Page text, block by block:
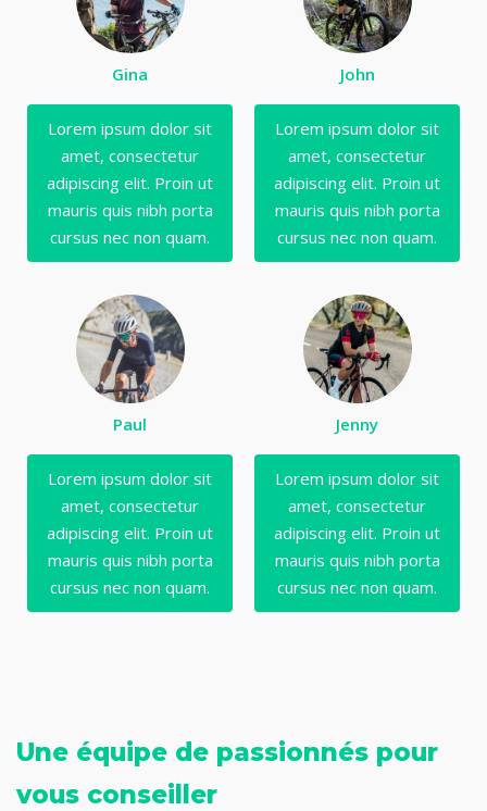
Gina
Lorem ipsum dolor sit
amet, consectetur
adipiscing elit. Proin ut
mauris quis nibh porta
cursus nec non quam.
John
Lorem ipsum dolor sit
amet, consectetur
adipiscing elit. Proin ut
mauris quis nibh porta
cursus nec non quam.
Paul
Lorem ipsum dolor sit
amet, consectetur
adipiscing elit. Proin ut
mauris quis nibh porta
cursus nec non quam.
Jenny
Lorem ipsum dolor sit
amet, consectetur
adipiscing elit. Proin ut
mauris quis nibh porta
cursus nec non quam.
Une équipe de passionnés pour
vous conseiller